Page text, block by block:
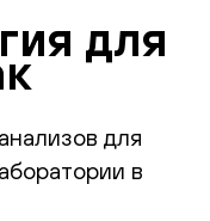
для
для
в